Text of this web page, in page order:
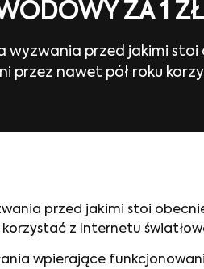
ZA 1
wyzwania przed jakimi
przez nawet pół roku
przed jakimi stoi
z Internetu
wpierające